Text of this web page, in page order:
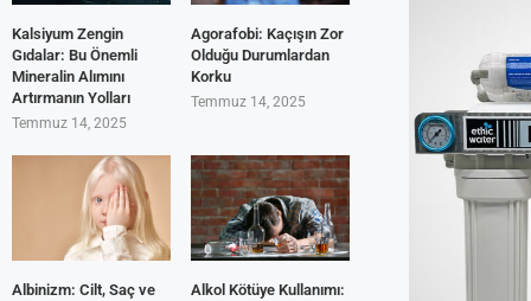
Kalsiyum Zengin
Gıdalar: Bu Önemli
Mineralin Alımını
Artırmanın Yolları
Temmuz 14, 2025
Agorafobi: Kaçışın Zor
Olduğu Durumlardan
Korku
Temmuz 14, 2025
Albinizm: Cilt, Saç ve
Alkol Kötüye Kullanımı: